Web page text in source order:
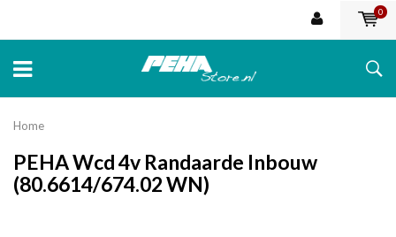
0
Home
PEHA Wcd 4v Randaarde Inbouw
(80.6614/674.02 WN)